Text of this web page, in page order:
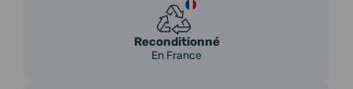
Reconditionné
En France